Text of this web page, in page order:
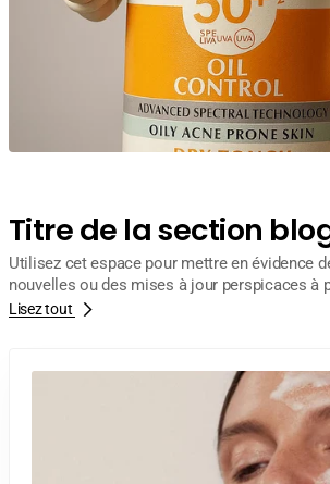
Titre de la section
Utilisez cet espace pour mettre en évidence
nouvelles ou des mises à jour perspicaces à
Lisez tout